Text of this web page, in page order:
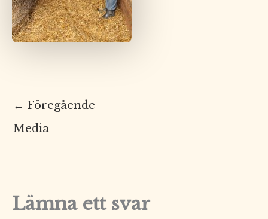
← Föregående
Media
Lämna ett svar